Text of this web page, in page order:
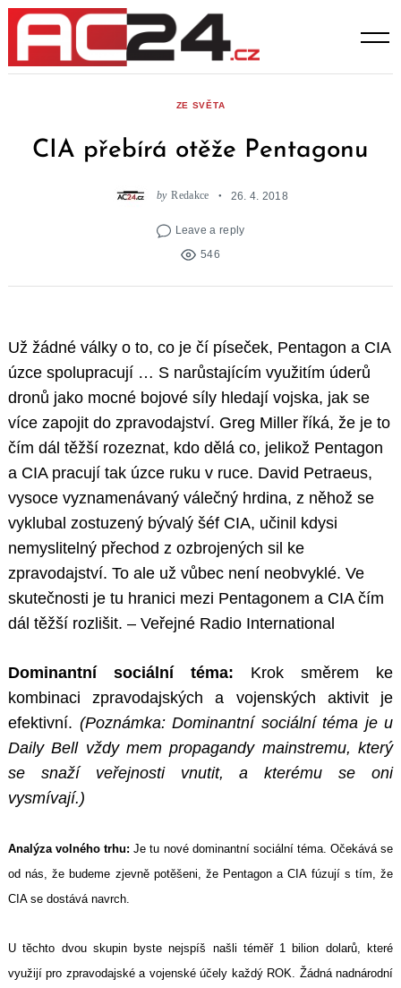
Skip
content
ZE SVĚTA
CIA přebírá otěže Pentagonu
by Redakce 26. 4. 2018
Leave a reply
546
Už žádné války o to, co je čí píseček, Pentagon a CIA
úzce spolupracují … S narůstajícím využitím úderů
dronů jako mocné bojové síly hledají vojska, jak se
více zapojit do zpravodajství. Greg Miller říká, že je to
čím dál těžší rozeznat, kdo dělá co, jelikož Pentagon
a CIA pracují tak úzce ruku v ruce. David Petraeus,
vysoce vyznamenávaný válečný hrdina, z něhož se
vyklubal zostuzený bývalý šéf CIA, učinil kdysi
nemyslitelný přechod z ozbrojených sil ke
zpravodajství. To ale už vůbec není neobvyklé. Ve
skutečnosti je tu hranici mezi Pentagonem a CIA čím
dál těžší rozlišit. – Veřejné Radio International
Dominantní sociální téma: Krok směrem ke
kombinaci zpravodajských a vojenských aktivit je
efektivní. (Poznámka: Dominantní sociální téma je u
Daily Bell vždy mem propagandy mainstremu, který
se snaží veřejnosti vnutit, a kterému se oni
vysmívají.)
Analýza volného trhu: Je tu nové dominantní sociální téma. Očekává se
od nás, že budeme zjevně potěšeni, že Pentagon a CIA fúzují s tím, že
CIA se dostává navrch.
U těchto dvou skupin byste nejspíš našli téměř 1 bilion dolarů, které
využijí pro zpravodajské a vojenské účely každý ROK. Žádná nadnárodní